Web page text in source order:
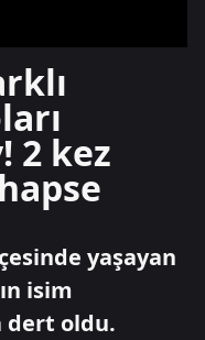
2 kez
yaşayan
isim
dert oldu.